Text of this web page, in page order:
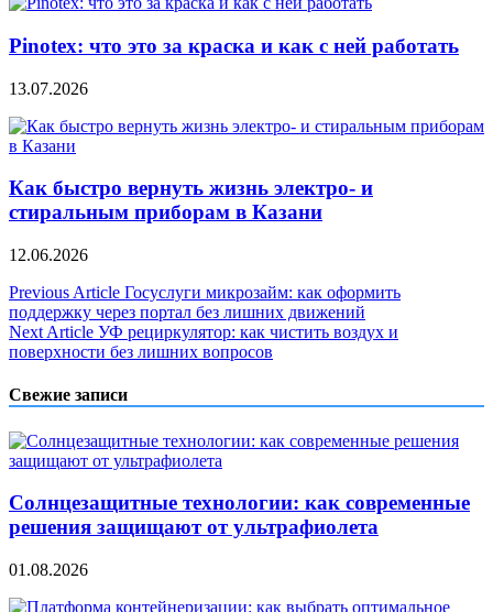
Pinotex: что это за краска и как с ней работать
13.07.2026
Как быстро вернуть жизнь электро- и
стиральным приборам в Казани
12.06.2026
Навигация
по
записям
Previous Article Госуслуги микрозайм: как оформить
поддержку через портал без лишних движений
Next Article УФ рециркулятор: как чистить воздух и
поверхности без лишних вопросов
Свежие записи
Солнцезащитные технологии: как современные
решения защищают от ультрафиолета
01.08.2026